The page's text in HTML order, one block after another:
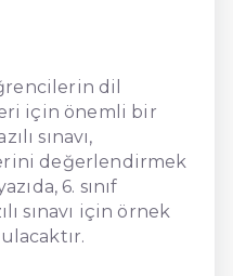
dil
için önemli bir
sınavı,
değerlendirmek
6. sınıf
sınavı için örnek